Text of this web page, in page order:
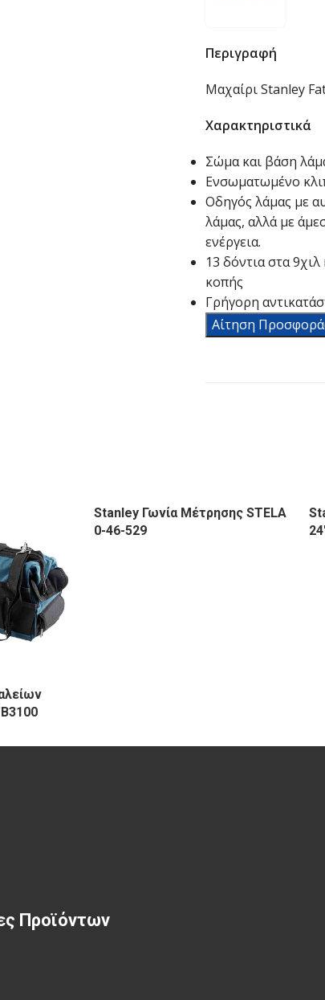
Περιγραφή
Μαχαίρι Stanley
Χαρακτηριστικά
Σώμα και βάση
Ενσωματωμένο
Οδηγός λάμας με
λάμας, αλλά με
ενέργεια.
13 δόντια στα
κοπής
Γρήγορη
Αίτηση
Stanley Γωνία Μέτρησης STELA
0-46-529
Προϊόντων